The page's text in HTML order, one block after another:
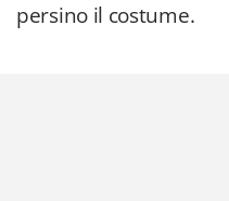
persino il costume.